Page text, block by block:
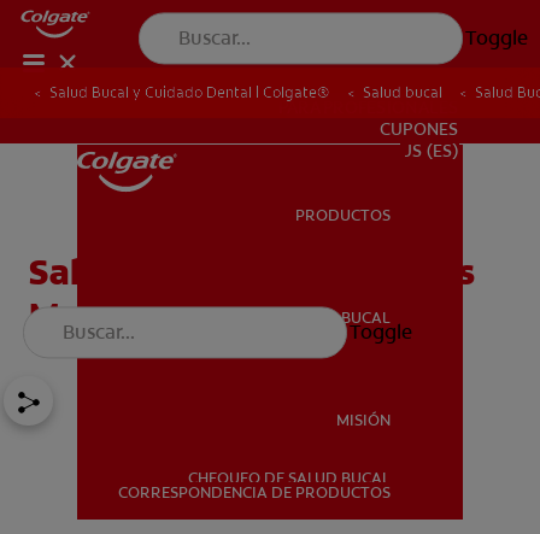
Toggle
SALUD BUCAL
PARA PROFESIONALES
CUPONES
US (ES)
PRODUCTOS
SALUD BUCAL
MISIÓN
CHEQUEO DE SALUD BUCAL
CORRESPONDENCIA DE PRODUCTOS
Toggle
Salud Bucal y Cuidado Dental | Colgate® Salud bucal Salud
Salud Bucal Para Personas
Mayores